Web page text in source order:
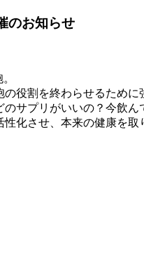
のお知らせ
役割を終わらせるため
サプリがいいの？今飲
化させ、本来の健康を